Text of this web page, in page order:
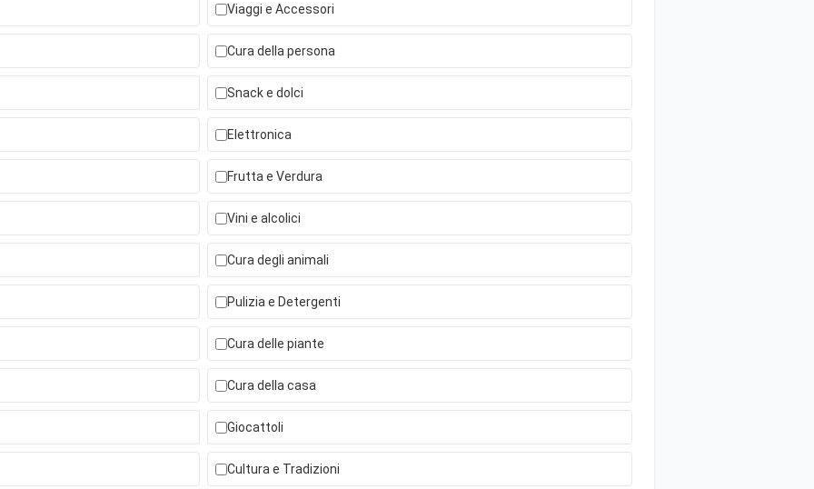
Viaggi e Accessori
Cura della persona
Snack e dolci
Elettronica
Frutta e Verdura
Vini e alcolici
Cura degli animali
Pulizia e Detergenti
Cura delle piante
Cura della casa
Giocattoli
Cultura e Tradizioni